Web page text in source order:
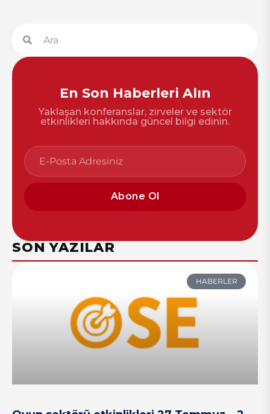
En Son Haberleri Alın
Yaklaşan konferanslar, zirveler ve sektör
etkinlikleri hakkında güncel bilgi edinin.
Abone Ol
SON YAZILAR
HABERLER